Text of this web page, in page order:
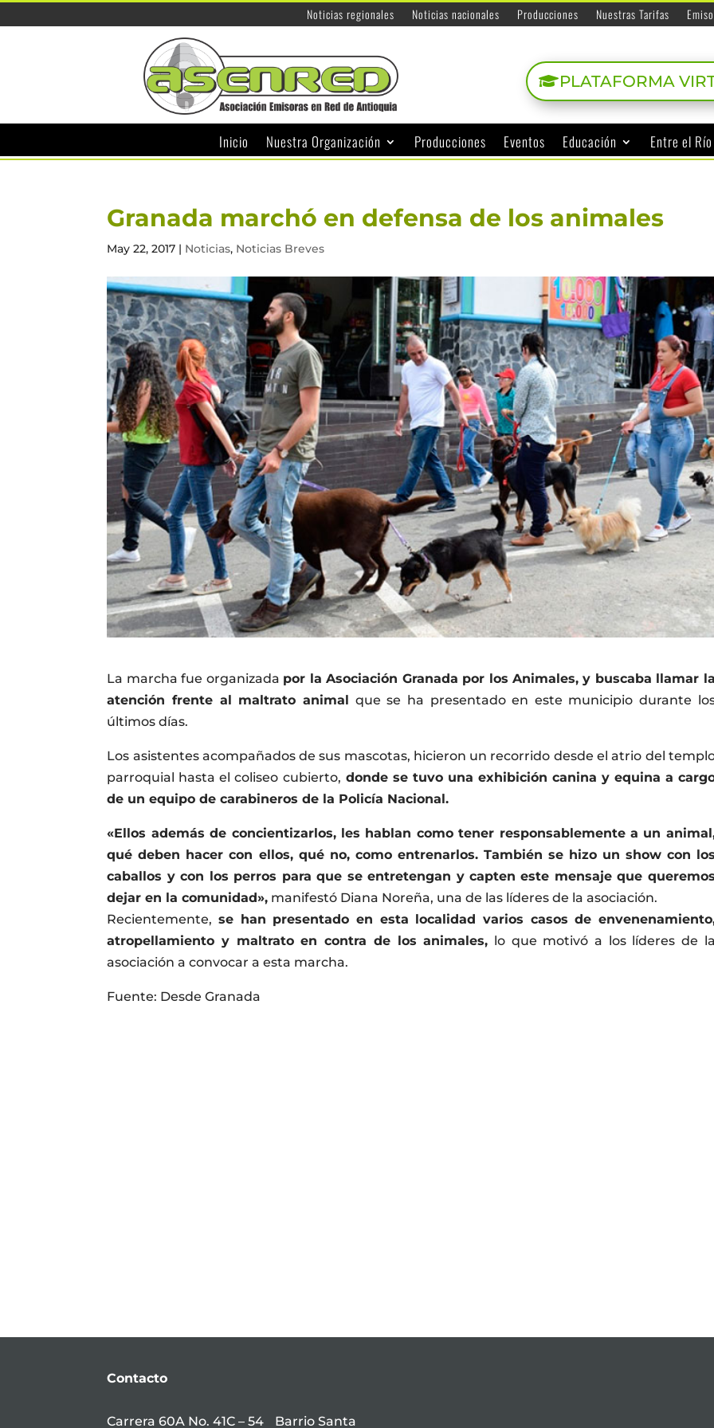
Noticias regionales Noticias nacionales Producciones Nuestras Tarifas
PLATAFORMA
Inicio Nuestra Organización Producciones Eventos Educación Entre el
Granada marchó en defensa de los animales
May 22, 2017 | Noticias, Noticias Breves
La marcha fue organizada por la Asociación Granada por los Animales, y buscaba llamar
atención frente al maltrato animal que se ha presentado en este municipio durante
últimos días.
Los asistentes acompañados de sus mascotas, hicieron un recorrido desde el atrio del
parroquial hasta el coliseo cubierto, donde se tuvo una exhibición canina y equina a
de un equipo de carabineros de la Policía Nacional.
«Ellos además de concientizarlos, les hablan como tener responsablemente a un
qué deben hacer con ellos, qué no, como entrenarlos. También se hizo un show con
caballos y con los perros para que se entretengan y capten este mensaje que
dejar en la comunidad», manifestó Diana Noreña, una de las líderes de la asociación.
Recientemente,se han presentado en esta localidad varios casos de
atropellamiento y maltrato en contra de los animales, lo que motivó a los líderes de
asociación a convocar a esta marcha.
Fuente: Desde Granada
Contacto
Carrera 60A No. 41C – 54 Barrio Santa